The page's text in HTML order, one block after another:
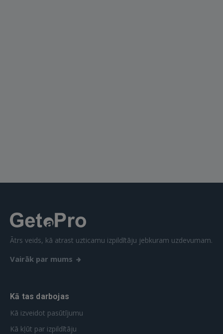
Ātrs veids, kā atrast uzticamu izpildītāju jebkuram uzdevumam.
Vairāk par mums
Kā tas darbojas
Kā izveidot pasūtījumu
Kā kļūt par izpildītāju